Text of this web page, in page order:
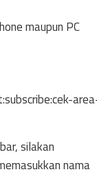
maupun PC
silakan
nama